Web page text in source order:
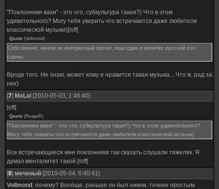
"Поклонники вахи" - это что, субкультура такая?) Что в этом
удивительного? Могу тебя уверить что встречаются даже любители
классической музыки)[/off]
Quote (Vollmond)
Собственно, ничем не интересный проэкт, еще один в копилке русской рэп-
сцены.
Вроде того. Не знаю, может кому и нравится такая музыка... Что ж, рад за
них)
[7] MaLal [2010-05-03, 1:46:40]
[off]
Quote (ReapeR)
"Поклонники вахи" - это что, субкультура такая?) Что в этом удивительного?
Могу тебя уверить что встречаются даже любители классической музыки)
Все встречающиеся мне поклонники так сказать слушали тяжеляк. Я
думал менталитет такой.[/off]
[8] меченый [2010-05-04, 6:40:41]
Vollmond , почему? Вообще, раньше он был никем, точнее простым